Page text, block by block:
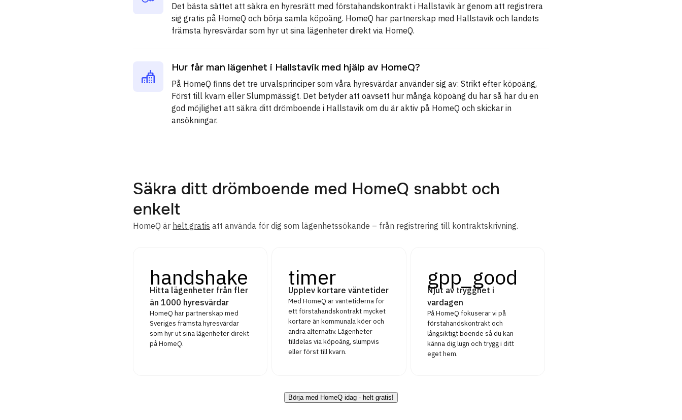
Det bästa sättet att säkra en hyresrätt med förstahandskontrakt i Hallstavik är genom att registrera
sig gratis på HomeQ och börja samla köpoäng. HomeQ har partnerskap med Hallstavik och landets
främsta hyresvärdar som hyr ut sina lägenheter direkt via HomeQ.
Hur får man lägenhet i Hallstavik med hjälp av HomeQ?
På HomeQ finns det tre urvalsprinciper som våra hyresvärdar använder sig av: Strikt efter köpoäng,
Först till kvarn eller Slumpmässigt. Det betyder att oavsett hur många köpoäng du har så har du en
god möjlighet att säkra ditt drömboende i Hallstavik om du är aktiv på HomeQ och skickar in
ansökningar.
Säkra ditt drömboende med HomeQ snabbt och
enkelt
HomeQ är helt gratis att använda för dig som lägenhetssökande – från registrering till kontraktskrivning.
handshake
Hitta lägenheter från fler
än 1000 hyresvärdar
HomeQ har partnerskap med
Sveriges främsta hyresvärdar
som hyr ut sina lägenheter direkt
på HomeQ.
timer
Upplev kortare väntetider
Med HomeQ är väntetiderna för
ett förstahandskontrakt mycket
kortare än kommunala köer och
andra alternativ. Lägenheter
tilldelas via köpoäng, slumpvis
eller först till kvarn.
gpp_good
Njut av trygghet i
vardagen
På HomeQ fokuserar vi på
förstahandskontrakt och
långsiktigt boende så du kan
känna dig lugn och trygg i ditt
eget hem.
Börja med HomeQ idag - helt gratis!